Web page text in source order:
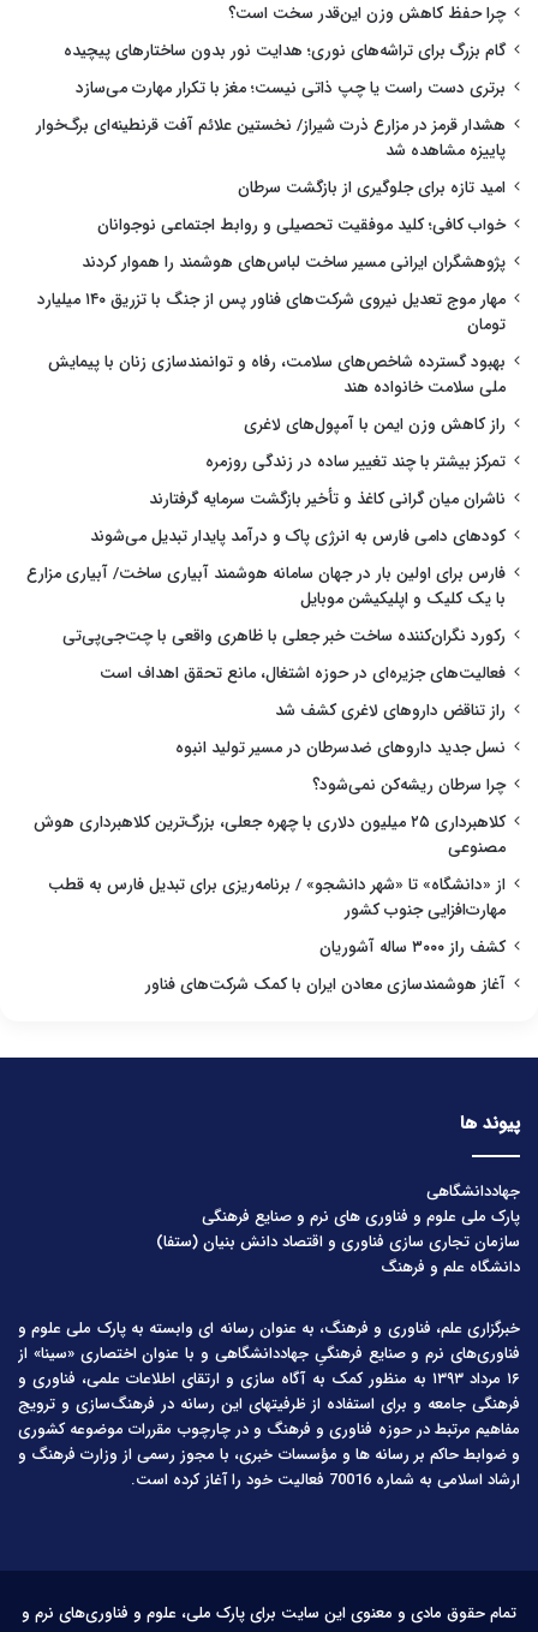
چرا حفظ کاهش وزن این‌قدر سخت است؟
گام بزرگ برای تراشه‌های نوری؛ هدایت نور بدون ساختارهای پیچیده
برتری دست راست یا چپ ذاتی نیست؛ مغز با تکرار مهارت می‌سازد
هشدار قرمز در مزارع ذرت شیراز/ نخستین علائم آفت قرنطینه‌ای برگ‌خوار
پاییزه مشاهده شد
امید تازه برای جلوگیری از بازگشت سرطان
خواب کافی؛ کلید موفقیت تحصیلی و روابط اجتماعی نوجوانان
پژوهشگران ایرانی مسیر ساخت لباس‌های هوشمند را هموار کردند
مهار موج تعدیل نیروی شرکت‌های فناور پس از جنگ با تزریق ۱۴۰ میلیارد
تومان
بهبود گسترده شاخص‌های سلامت، رفاه و توانمندسازی زنان با پیمایش
ملی سلامت خانواده هند
راز کاهش وزن ایمن با آمپول‌های لاغری
تمرکز بیشتر با چند تغییر ساده در زندگی روزمره
ناشران میان گرانی کاغذ و تأخیر بازگشت سرمایه گرفتارند
کودهای دامی فارس به انرژی پاک و درآمد پایدار تبدیل می‌شوند
فارس برای اولین بار در جهان سامانه هوشمند آبیاری ساخت/ آبیاری مزارع
با یک کلیک و اپلیکیشن موبایل
رکورد نگران‌کننده ساخت خبر جعلی با ظاهری واقعی با چت‌جی‌پی‌تی
فعالیت‌های جزیره‌ای در حوزه اشتغال، مانع تحقق اهداف است
راز تناقض داروهای لاغری کشف شد
نسل جدید داروهای ضدسرطان در مسیر تولید انبوه
چرا سرطان ریشه‌کن نمی‌شود؟
کلاهبرداری ۲۵ میلیون دلاری با چهره جعلی، بزرگ‌ترین کلاهبرداری هوش
مصنوعی
از «دانشگاه» تا «شهر دانشجو» / برنامه‌ریزی برای تبدیل فارس به قطب
مهارت‌افزایی جنوب کشور
کشف راز ۳۰۰۰ ساله آشوریان
آغاز هوشمندسازی معادن ایران با کمک شرکت‌های فناور
پیوند ها
جهاددانشگاهی
پارک ملی علوم و فناوری های نرم و صنایع فرهنگی
سازمان تجاری سازی فناوری و اقتصاد دانش بنیان (ستفا)
دانشگاه علم و فرهنگ
خبرگزاری علم، فناوری و فرهنگ، به عنوان رسانه ای وابسته به پارک ملی علوم و
فناوری‌های نرم و صنایع فرهنگیِ جهاددانشگاهی و با عنوان اختصاری «سینا» از
۱۶ مرداد ۱۳۹۳ به منظور کمک به آگاه سازی و ارتقای اطلاعات علمی، فناوری و
فرهنگی جامعه و برای استفاده از ظرفیتهای این رسانه در فرهنگ‌سازی و ترویج
مفاهیم مرتبط در حوزه فناوری و فرهنگ و در چارچوب مقررات موضوعه کشوری
و ضوابط حاکم بر رسانه ها و مؤسسات خبری، با مجوز رسمی از وزارت فرهنگ و
ارشاد اسلامی به شماره 70016 فعالیت خود را آغاز کرده است.
تمام حقوق مادی و معنوی این سایت برای پارک ملی، علوم و فناوری‌های نرم و